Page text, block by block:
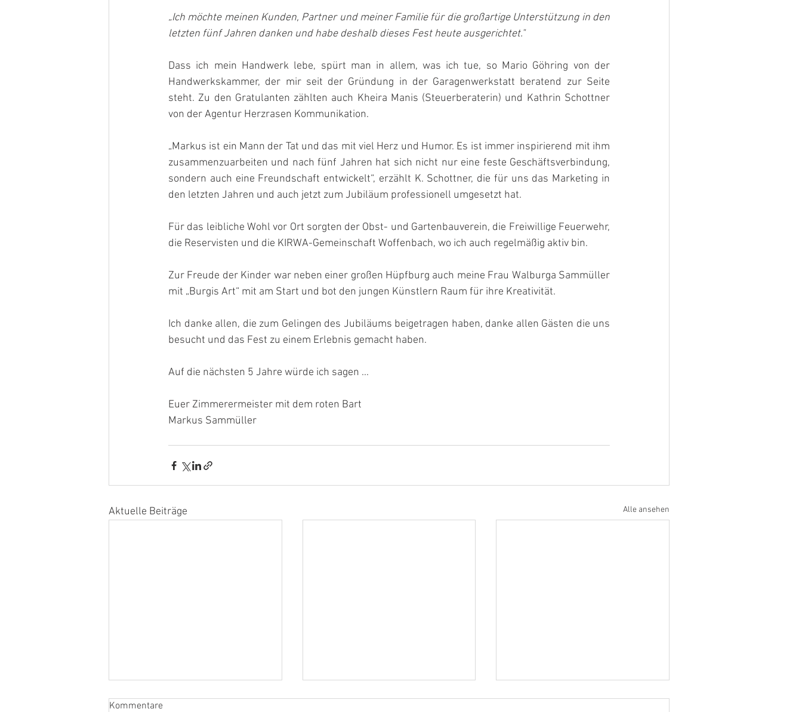
„Ich möchte meinen Kunden, Partner und meiner Familie für die großartige Unterstützung in den
letzten fünf Jahren danken und habe deshalb dieses Fest heute ausgerichtet."
Dass ich mein Handwerk lebe, spürt man in allem, was ich tue, so Mario Göhring von der
Handwerkskammer, der mir seit der Gründung in der Garagenwerkstatt beratend zur Seite
steht. Zu den Gratulanten zählten auch Kheira Manis (Steuerberaterin) und Kathrin Schottner
von der Agentur Herzrasen Kommunikation.
„Markus ist ein Mann der Tat und das mit viel Herz und Humor. Es ist immer inspirierend mit ihm
zusammenzuarbeiten und nach fünf Jahren hat sich nicht nur eine feste Geschäftsverbindung,
sondern auch eine Freundschaft entwickelt“, erzählt K. Schottner, die für uns das Marketing in
den letzten Jahren und auch jetzt zum Jubiläum professionell umgesetzt hat.
Für das leibliche Wohl vor Ort sorgten der Obst- und Gartenbauverein, die Freiwillige Feuerwehr,
die Reservisten und die KIRWA-Gemeinschaft Woffenbach, wo ich auch regelmäßig aktiv bin.
Zur Freude der Kinder war neben einer großen Hüpfburg auch meine Frau Walburga Sammüller
mit „Burgis Art“ mit am Start und bot den jungen Künstlern Raum für ihre Kreativität.
Ich danke allen, die zum Gelingen des Jubiläums beigetragen haben, danke allen Gästen die uns
besucht und das Fest zu einem Erlebnis gemacht haben.
Auf die nächsten 5 Jahre würde ich sagen ...
Euer Zimmerermeister mit dem roten Bart
Markus Sammüller
Aktuelle Beiträge Alle ansehen
Kommentare